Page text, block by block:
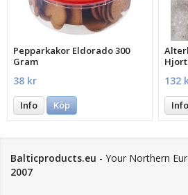
Pepparkakor Eldorado 300
Gram
38 kr
Info Köp
132
Info
Balticproducts.eu - Your Northern
2007